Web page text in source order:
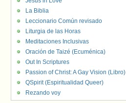
La Biblia
Leccionario Común revisado
Liturgia de las Horas
Meditaciones Inclusivas
Oración de Taizé (Ecuménica)
Out In Scriptures
Passion of Christ: A Gay Vision (Libro)
QSpirit (Espiritualidad Queer)
Rezando voy